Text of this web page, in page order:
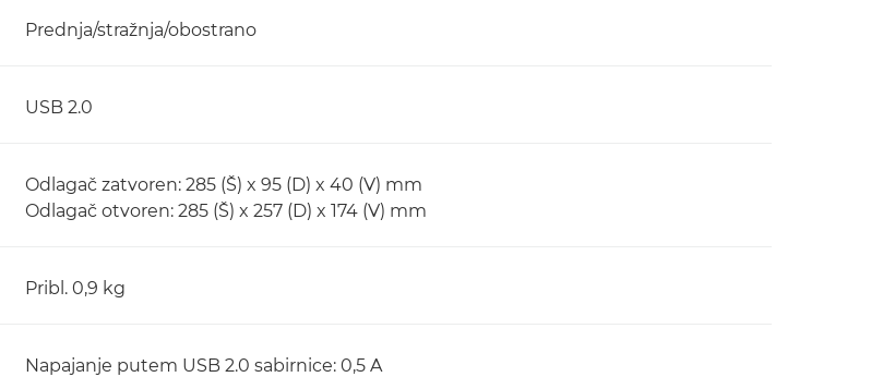
Prednja/stražnja/obostrano
USB 2.0
Odlagač zatvoren: 285 (Š) x 95 (D) x 40 (V) mm
Odlagač otvoren: 285 (Š) x 257 (D) x 174 (V) mm
Pribl. 0,9 kg
Napajanje putem USB 2.0 sabirnice: 0,5 A